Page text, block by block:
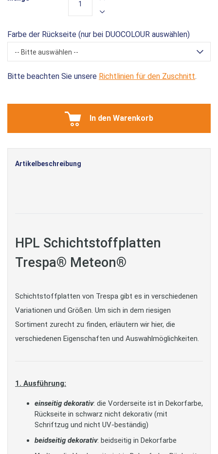
Farbe der Rückseite (nur bei DUOCOLOUR auswählen)
-- Bitte auswählen --
Bitte beachten Sie unsere Richtlinien für den Zuschnitt.
In den Warenkorb
Artikelbeschreibung
HPL Schichtstoffplatten
Trespa® Meteon®
Schichtstoffplatten von Trespa gibt es in verschiedenen
Variationen und Größen. Um sich in dem riesigen
Sortiment zurecht zu finden, erläutern wir hier, die
verschiedenen Eigenschaften und Auswahlmöglichkeiten.
1. Ausführung:
einseitig dekorativ: die Vorderseite ist in Dekorfarbe,
Rückseite in schwarz nicht dekorativ (mit
Schriftzug und nicht UV-beständig)
beidseitig dekorativ: beidseitig in Dekorfarbe